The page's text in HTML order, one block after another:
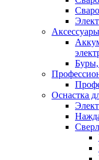
Буры,
Оснастка